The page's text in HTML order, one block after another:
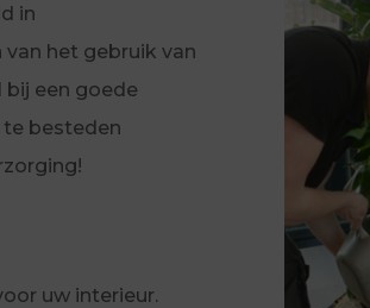
in
het gebruik van
een goede
besteden
uw interieur.